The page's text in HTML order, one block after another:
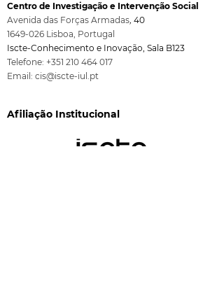
Centro de Investigação e Intervenção Social
Avenida das Forças Armadas, 40
1649-026 Lisboa, Portugal
Iscte-Conhecimento e Inovação, Sala B123
Telefone: +351 210 464 017
Email: cis@iscte-iul.pt
Afiliação Institucional